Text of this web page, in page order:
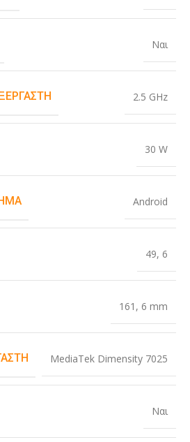
Ναι
2.5 GHz
30 W
Android
49, 6
161 , 6 mm
MediaTek Dimensity 7025
Ναι